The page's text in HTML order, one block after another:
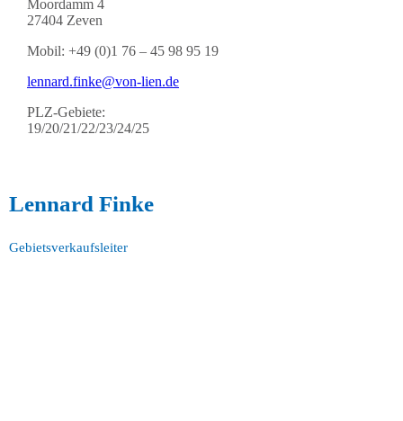
Moordamm 4
27404 Zeven
Mobil: +49 (0)1 76 – 45 98 95 19
lennard.finke@von-lien.de
PLZ-Gebiete:
19/20/21/22/23/24/25
Lennard Finke
Gebietsverkaufsleiter